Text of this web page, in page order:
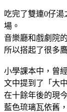
吃完了雙連0仔
場。
音樂廳和戲劇院
所以搭起了很多
小學課本中，曾
文中提到了「大
在十餘年後的現今
藍色琉璃瓦依舊